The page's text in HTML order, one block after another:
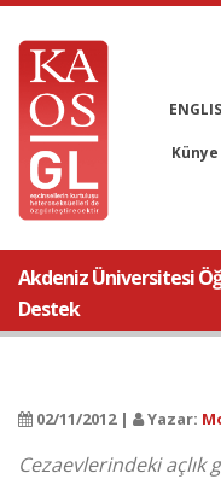
Künye
Akdeniz Üniversitesi
Destek
02/11/2012 | Yazar:
Cezaevlerindeki